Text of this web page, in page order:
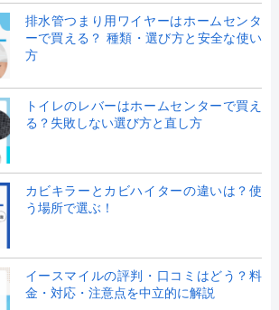
排水管つまり用ワイヤーはホームセンタ
ーで買える？ 種類・選び方と安全な使い
方
トイレのレバーはホームセンターで買え
る？失敗しない選び方と直し方
カビキラーとカビハイターの違いは？使
う場所で選ぶ！
イースマイルの評判・口コミはどう？料
金・対応・注意点を中立的に解説